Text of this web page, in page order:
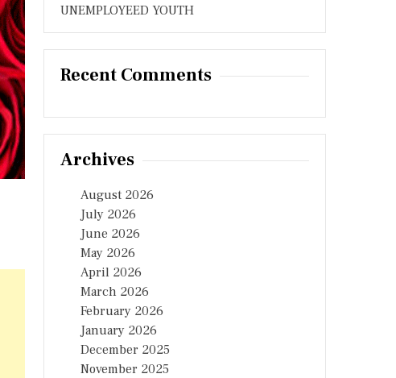
UNEMPLOYEED YOUTH
Recent Comments
Archives
August 2026
July 2026
June 2026
May 2026
April 2026
March 2026
February 2026
January 2026
December 2025
November 2025